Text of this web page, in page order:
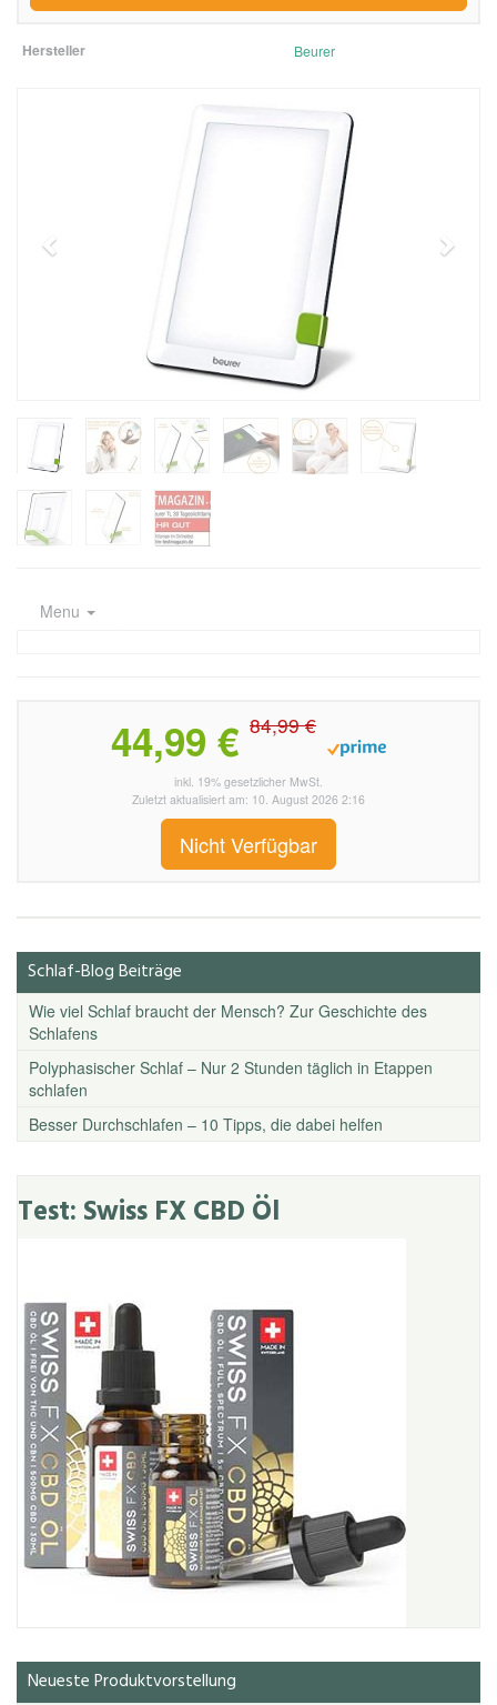
Hersteller Beurer
Menu
44,99 € 84,99 €
inkl. 19% gesetzlicher MwSt.
Zuletzt aktualisiert am: 10. August 2026 2:16
Nicht Verfügbar
Schlaf-Blog Beiträge
Wie viel Schlaf braucht der Mensch? Zur Geschichte des
Schlafens
Polyphasischer Schlaf – Nur 2 Stunden täglich in Etappen
schlafen
Besser Durchschlafen – 10 Tipps, die dabei helfen
Test: Swiss FX CBD Öl
Neueste Produktvorstellung